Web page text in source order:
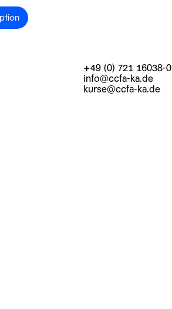
+49 (0) 721 16038-0
info@ccfa-ka.de
kurse@ccfa-ka.de